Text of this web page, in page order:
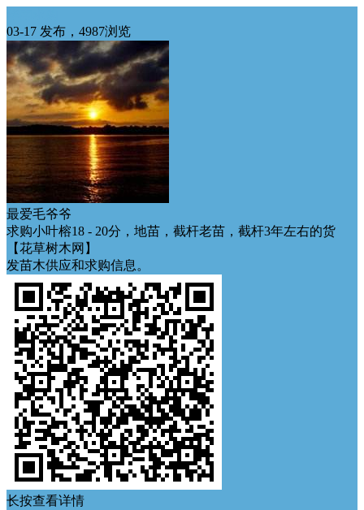
03-17 发布，4987浏览
最爱毛爷爷
求购小叶榕18 - 20分，地苗，截杆老苗，截杆3年左右的货
【花草树木网】
发苗木供应和求购信息。
长按查看详情